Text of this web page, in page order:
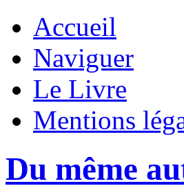
Accueil
Naviguer
Le Livre
Mentions
Du même